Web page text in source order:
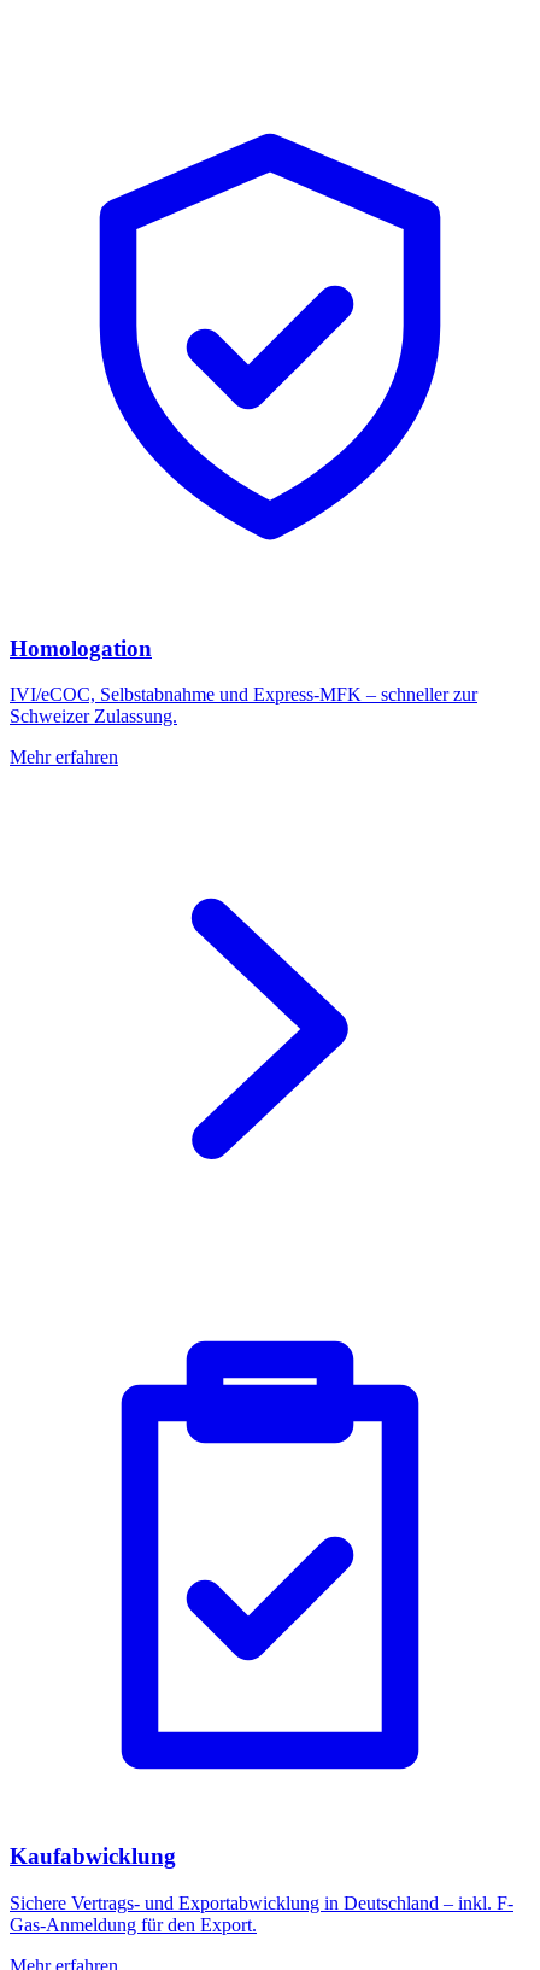
Homologation
IVI/eCOC, Selbstabnahme und Express-MFK – schneller zur
Schweizer Zulassung.
Mehr erfahren
Kaufabwicklung
Sichere Vertrags- und Exportabwicklung in Deutschland – inkl. F-
Gas-Anmeldung für den Export.
Mehr erfahren